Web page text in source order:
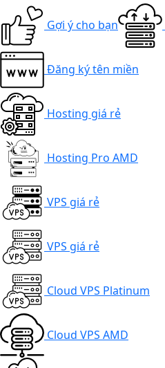
Gợi ý cho bạn
Đăng ký tên miền
Hosting giá rẻ
Hosting Pro AMD
VPS giá rẻ
VPS giá rẻ
Cloud VPS Platinum
Cloud VPS AMD